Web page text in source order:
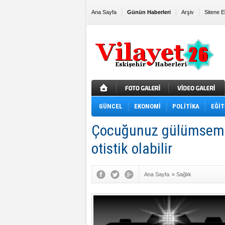
Ana Sayfa Günün Haberleri Arşiv Sitene
GÜNCEL EKONOMİ POLİTİKA
Çocuğunuz
otistik olabilir
Ana Sayfa » Sağlık